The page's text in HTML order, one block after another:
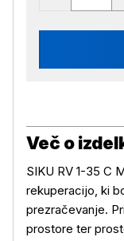
Več o
SIKU RV 1-35 C
rekuperacijo, ki
prezračevanje.
prostore ter